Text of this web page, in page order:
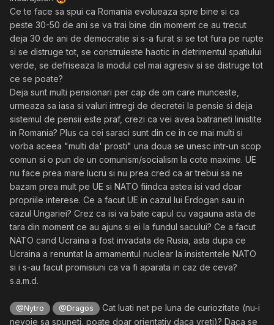
Ce te face sa spui ca Romania evolueaza spre bine si ca
peste 30-50 de ani se va trai bine din moment ce au trecut
deja 30 de ani de democratie si s-a furat si se tot fura pe rupte
si se distruge tot, se construieste haotic in detrimentul spatiului
verde, se defriseaza la modul cel mai agresiv si se distruge tot
ce se poate?
Deja sunt multi pensionari per cap de om care munceste,
urmeaza sa iasa si valuri intregi de decretei la pensie si deja
sistemul de pensii este praf, crezi ca vei avea batraneti linistite
in Romania? Plus ca cei saraci sunt din ce in ce mai multi si
vorba aceea "multi da' prosti" una doua se unesc intr-un scop
comun si o pun de un comunism/socialism la cote maxime. UE
nu face prea mare lucru si nu prea cred ca ar trebui sa ne
bazam prea mult pe UE si NATO fiindca astea isi vad doar
propriile interese. Ce a facut UE in cazul lui Erdogan sau in
cazul Ungariei? Crez ca isi va bate capul cu vagauna asta de
tara din moment ce au ajuns si ei la fundul sacului? Ce a facut
NATO cand Ucraina a fost invadata de Rusia, asta dupa ce
Ucraina a renuntat la armamentul nuclear la insistentele NATO
si i s-au facut promisiuni ca va fi aparata in caz de ceva?
s.a.m.d.
@Nytro @Dragos
Cat luati net pe luna de curiozitate (nu-i
nevoie sa spuneti, poate doar orientativ daca vreti)? Daca se